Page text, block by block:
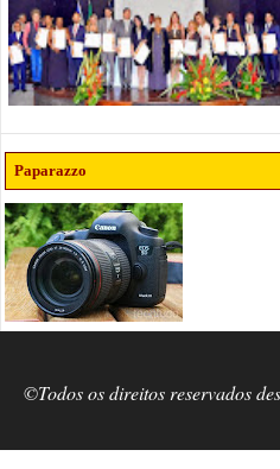
Paparazzo
©Todos os direitos reservados